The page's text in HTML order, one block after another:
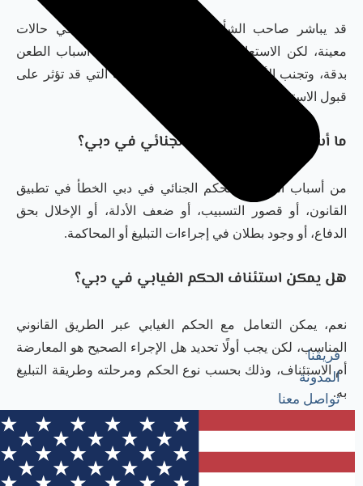
فريقنا
المدونة
تواصل معنا
قد يباشر صاحب الشأن بعض الإجراءات بنفسه في حالات
معينة، لكن الاستعانة بمحامٍ تساعد في صياغة أسباب الطعن
بدقة، وتجنب الأخطاء الشكلية أو الموضوعية التي قد تؤثر على
قبول الاستئناف.
ما أسباب استئناف الحكم الجنائي في دبي؟
من أسباب استئناف الحكم الجنائي في دبي الخطأ في تطبيق
القانون، أو قصور التسبيب، أو ضعف الأدلة، أو الإخلال بحق
الدفاع، أو وجود بطلان في إجراءات التبليغ أو المحاكمة.
هل يمكن استئناف الحكم الغيابي في دبي؟
نعم، يمكن التعامل مع الحكم الغيابي عبر الطريق القانوني
المناسب، لكن يجب أولًا تحديد هل الإجراء الصحيح هو المعارضة
أم الاستئناف، وذلك بحسب نوع الحكم ومرحلته وطريقة التبليغ
به.
ما الفرق بين الاستئناف والمعارضة في الحكم
الغيابي؟